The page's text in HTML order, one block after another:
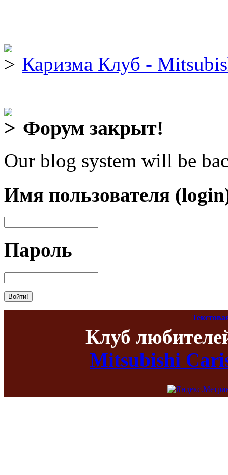
Каризма Клуб -
Форум закрыт!
Our blog system will be
Имя пользователя
Пароль
Клуб
Mitsubishi